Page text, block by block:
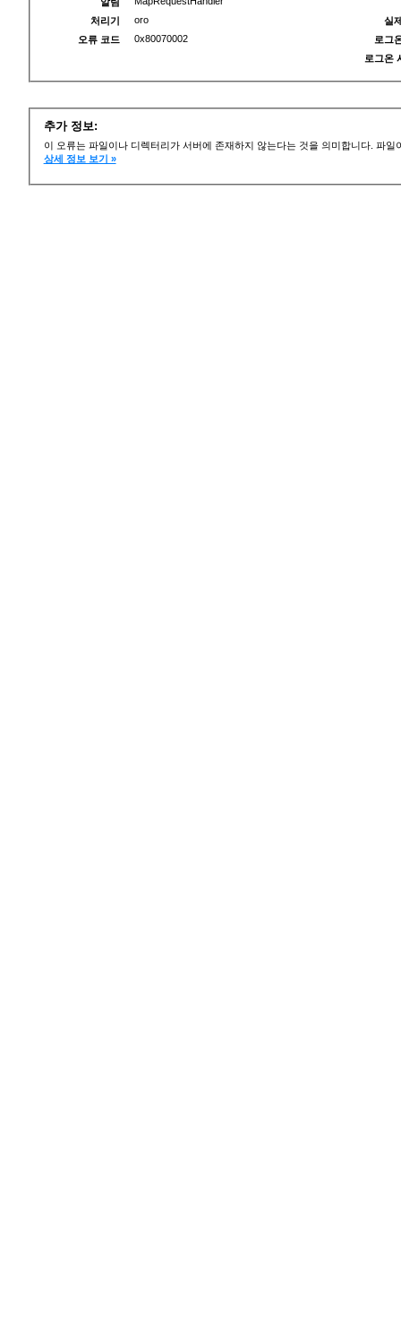
처리기
oro
오류 코드
0x80070002
실
로그
로그온
추가 정보:
이 오류는 파일이나 디렉터리가 서버에 존재하지 않는다는 것을 의미합니다. 파
상세 정보 보기 »